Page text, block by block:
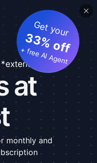
at
Get your
33% off
+ free AI Agent
monthly and